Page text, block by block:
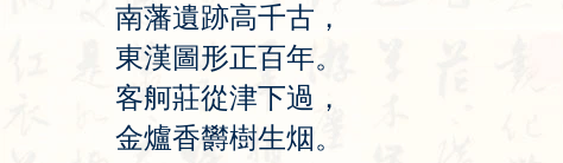
南藩遺跡高千古 ，
東漢圖形正百年。
客舸莊從津下過 ，
金爐香欝樹生烟。